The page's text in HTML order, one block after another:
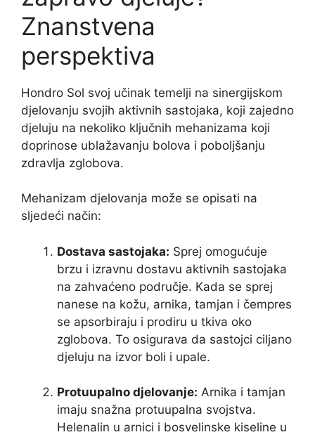
Znanstvena
perspektiva
Hondro Sol svoj učinak temelji na sinergijskom
djelovanju svojih aktivnih sastojaka, koji zajedno
djeluju na nekoliko ključnih mehanizama koji
doprinose ublažavanju bolova i poboljšanju
zdravlja zglobova.
Mehanizam djelovanja može se opisati na
sljedeći način:
Dostava sastojaka: Sprej omogućuje
brzu i izravnu dostavu aktivnih sastojaka
na zahvaćeno područje. Kada se sprej
nanese na kožu, arnika, tamjan i čempres
se apsorbiraju i prodiru u tkiva oko
zglobova. To osigurava da sastojci ciljano
djeluju na izvor boli i upale.
Protuupalno djelovanje: Arnika i tamjan
imaju snažna protuupalna svojstva.
Helenalin u arnici i bosvelinske kiseline u